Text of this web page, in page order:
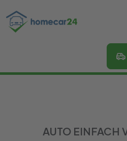
AUTO EINFACH